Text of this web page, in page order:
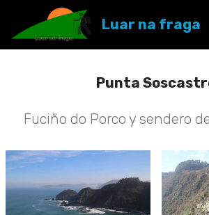
Luar na fraga
Punta
Fuciño do Porco y sendero